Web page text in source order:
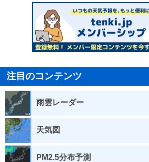
注目のコンテンツ
雨雲レーダー
天気図
PM2.5分布予測